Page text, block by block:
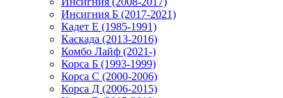
Инсигния Б (2017-2021)
Кадет Е (1985-1991)
Каскада (2013-2016)
Комбо Лайф (2021-)
Корса Б (1993-1999)
Корса С (2000-2006)
Корса Д (2006-2015)